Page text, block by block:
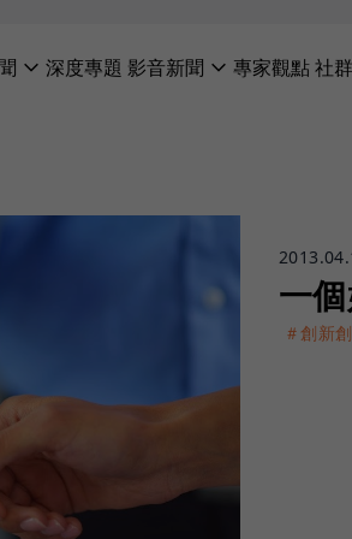
深度專題 影音新聞 專家觀點社群
一
＃創新